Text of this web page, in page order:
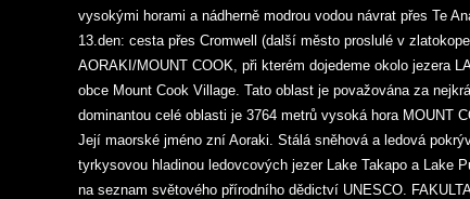
vysokými horami a nádherně modrou vodou návrat přes Te
13.den: cesta přes Cromwell (další město proslulé v
AORAKI/MOUNT COOK, při kterém dojedeme okolo jezera
obce Mount Cook Village. Tato oblast je považována za
dominantou celé oblasti je 3764 metrů vysoká hora MOUNT
Její maorské jméno zní Aoraki. Stálá sněhová a ledová
tyrkysovou hladinou ledovcových jezer Lake Takapo a Lake
na seznam světového přírodního dědictví UNESCO.